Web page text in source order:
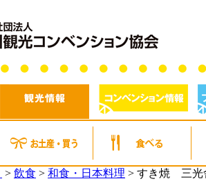
> 飲食 > 和食・日本料理 > すき焼 三光